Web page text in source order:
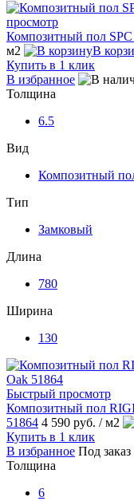
просмотр
Композитный пол
м2
В
Купить в 1 клик
В избранное
Толщина
6.5
Вид
Композитный
Тип
Замковый
Длина
780
Ширина
130
Быстрый просмотр
Композитный пол
51864 4 590 руб. / м2
Купить в 1 клик
В избранное Под заказ
Толщина
6